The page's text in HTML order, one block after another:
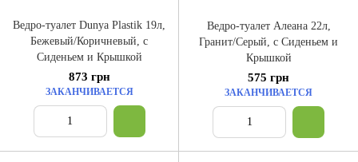
Ведро-туалет Dunya Plastik 19л,
Бежевый/Коричневый, с
Сиденьем и Крышкой
873 грн
ЗАКАНЧИВАЕТСЯ
Ведро-туалет Алеана 22л,
Гранит/Серый, с Сиденьем и
Крышкой
575 грн
ЗАКАНЧИВАЕТСЯ